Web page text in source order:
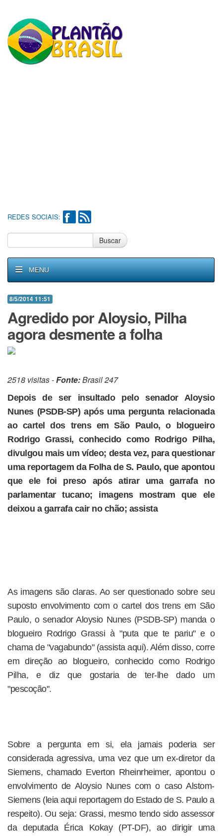
REDES SOCIAIS:
Buscar
MENU
8/5/2014 11:51
Agredido por Aloysio, Pilha
agora desmente a folha
2518 visitas -Fonte:Brasil 247
Depois de ser insultado pelo senador Aloysio
Nunes (PSDB-SP) após uma pergunta relacionada
ao cartel dos trens em São Paulo, o blogueiro
Rodrigo Grassi, conhecido como Rodrigo Pilha,
divulgou mais um vídeo; desta vez, para questionar
uma reportagem da Folha de S. Paulo, que apontou
que ele foi preso após atirar uma garrafa no
parlamentar tucano; imagens mostram que ele
deixou a garrafa cair no chão; assista
As imagens são claras. Ao ser questionado sobre seu
suposto envolvimento com o cartel dos trens em São
Paulo, o senador Aloysio Nunes (PSDB-SP) manda o
blogueiro Rodrigo Grassi à "puta que te pariu" e o
chama de "vagabundo" (assista aqui). Além disso, corre
em direção ao blogueiro, conhecido como Rodrigo
Pilha, e diz que gostaria de ter-lhe dado um
"pescoção".
Sobre a pergunta em si, ela jamais poderia ser
considerada agressiva, uma vez que um ex-diretor da
Siemens, chamado Everton Rheinrheimer, apontou o
envolvimento de Aloysio Nunes com o caso Alstom-
Siemens (leia aqui reportagem do Estado de S. Paulo a
respeito). Ou seja: Grassi, mesmo tendo sido assessor
da deputada Érica Kokay (PT-DF), ao dirigir uma